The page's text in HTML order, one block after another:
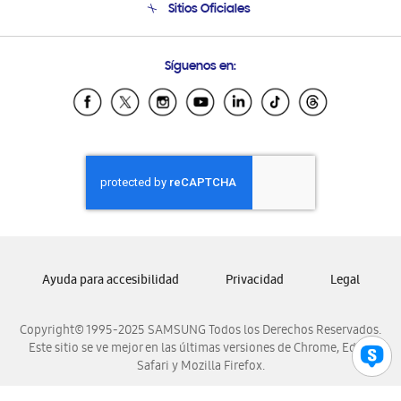
Condiciones de Compra
Soporte vía eMail
Sitios Oficiales
Samsung Ecuador
Samsung El Salvador
Samsung Honduras
Samsung Nicaragua
Samsung Panamá
Samsung Venezuela
Síguenos en:
Copyright© 1995-2025 SAMSUNG Todos los Derechos Reservados.
Este sitio se ve mejor en las últimas versiones de Chrome, Edge,
Safari y Mozilla Firefox.
Ayuda para accesibilidad Privacidad Legal